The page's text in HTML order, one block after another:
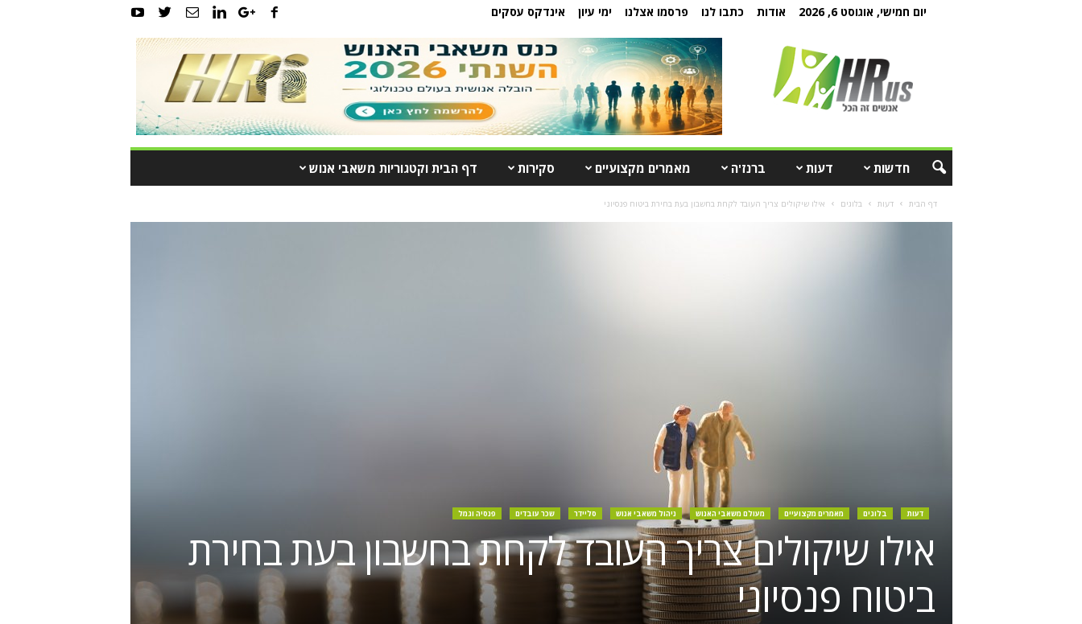
יום חמישי, אוגוסט 6, 2026 אודות כתבו לנו פרסמו אצלנו ימי עיון אינדקס עסקים
חדשות דעות ברנז'ה מאמרים מקצועיים סקירות דף הבית וקטגוריות משאבי אנוש
דף הבית דעות בלוגים אילו שיקולים צריך העובד לקחת בחשבון בעת בחירת ביטוח פנסיוני
דעות בלוגים מאמרים מקצועיים מעולם משאבי האנוש ניהול משאבי אנוש סליידר שכר עובדים פנסיה וגמל
אילו שיקולים צריך העובד לקחת בחשבון בעת בחירת
ביטוח פנסיוני